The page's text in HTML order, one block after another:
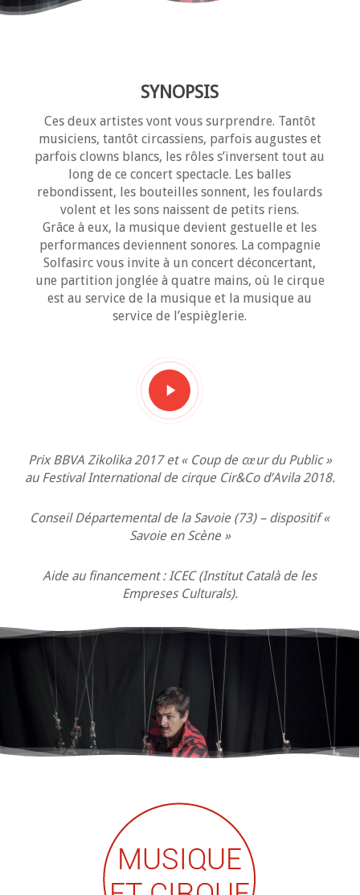
SYNOPSIS
Ces deux artistes vont vous surprendre. Tantôt
musiciens, tantôt circassiens, parfois augustes et
parfois clowns blancs, les rôles s’inversent tout au
long de ce concert spectacle. Les balles
rebondissent, les bouteilles sonnent, les foulards
volent et les sons naissent de petits riens.
Grâce à eux, la musique devient gestuelle et les
performances deviennent sonores. La compagnie
Solfasirc vous invite à un concert déconcertant,
une partition jonglée à quatre mains, où le cirque
est au service de la musique et la musique au
service de l’espièglerie.
Play
Video
Prix BBVA Zikolika 2017 et « Coup de cœur du Public »
au Festival International de cirque Cir&Co d’Avila 2018.
Conseil Départemental de la Savoie (73) – dispositif «
Savoie en Scène »
Aide au financement : ICEC (Institut Català de les
Empreses Culturals).